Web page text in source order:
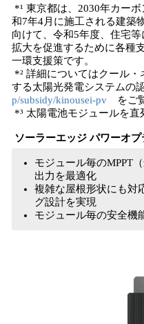
*¹ 東京都は、2030年カー
和7年4月に施工される建築
向けて、令和5年度、住宅
拡大を促進するために各種
一環支援策です。
*² 詳細についてはクール
する太陽光発電システムの認
p/subsidy/kinousei-pv をご
*³ 太陽電池モジュールを
ソーラーエッジ パワーオ
モジュール毎のMPPT
出力を最適化
複雑な屋根形状にも対
グ設計を実現
モジュール毎の安全機